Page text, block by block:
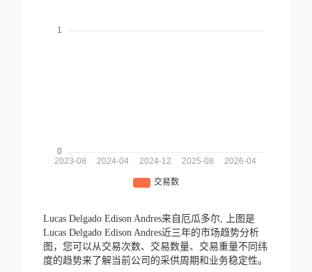
Lucas Delgado Edison Andres来自厄瓜多尔,
上图是
Lucas Delgado Edison Andres近三年的市场趋势分析
图，您可以从交易次数、交易数量、交易重量不同纬
度的趋势来了解当前公司的采供周期和业务稳定性。